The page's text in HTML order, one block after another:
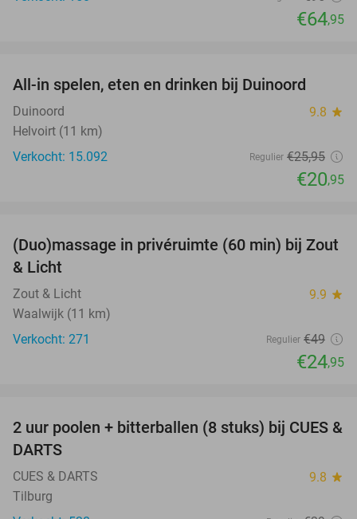
€64,95
All-in spelen, eten en drinken bij Duinoord
Duinoord 9.8 star
Helvoirt (11 km)
Verkocht: 15.092
Regulier €25,95
€20,95
49%
(Duo)massage in privéruimte (60 min) bij Zout
& Licht
Zout & Licht 9.9 star
Waalwijk (11 km)
Verkocht: 271
Regulier €49
€24,95
50%
2 uur poolen + bitterballen (8 stuks) bij CUES &
DARTS
CUES & DARTS 9.8 star
Tilburg